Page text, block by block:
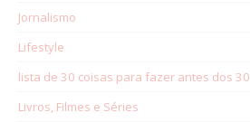
Jornalismo
Lifestyle
lista de 30 coisas para fazer antes dos 30
Livros, Filmes e Séries